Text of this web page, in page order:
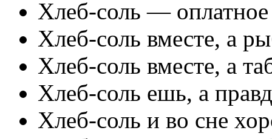
Хлеб-соль — оплатное
Хлеб-соль вместе, а
Хлеб-соль вместе, а
Хлеб-соль ешь, а
Хлеб-соль и во сне